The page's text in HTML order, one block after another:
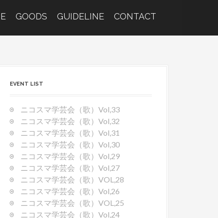
GOODS GUIDELINE CONTACT
EVENT LIST
ニコスマ学芸会（歌）Vol,33
ニコスマ学芸会（歌）Vol,32
ニコスマ学芸会（歌）Vol,31
ニコスマ学芸会（歌）Vol,30
ニコスマ学芸会（歌）Vol,29
ニコスマ学芸会（歌）Vol,27
ニコスマ学芸会（歌）VOL,28
ニコスマ学芸会（歌）Vol,26
ニコスマ学芸会（歌）VOL,25
ニコスマ学芸会（歌）Vol,24